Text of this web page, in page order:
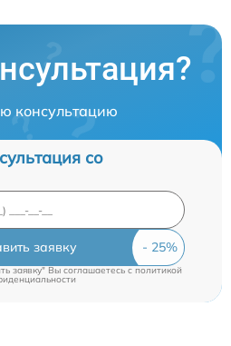
консультацию
со
заявку
заявку" Вы соглашаетесь c политикой